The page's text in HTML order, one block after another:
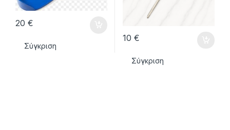
20 €
Σύγκριση
10 €
Σύγκριση